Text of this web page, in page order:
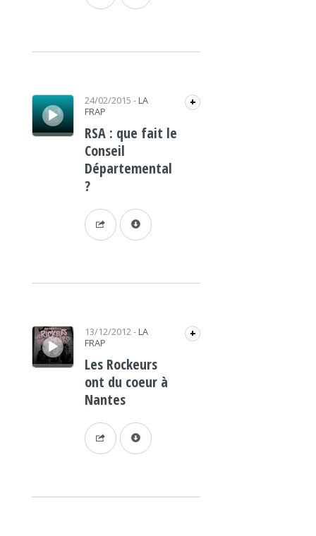
Lecteur audio 24/02/2015 - LA
FRAP
+
RSA : que fait le
Conseil
Départemental
?
Lecteur audio 13/12/2012- LA
FRAP
+
Les Rockeurs
ont du coeur à
Nantes